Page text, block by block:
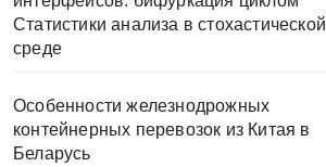
Статистики анализа в стохастической
среде
Особенности железнодрожных
контейнерных перевозок из Китая в
Беларусь